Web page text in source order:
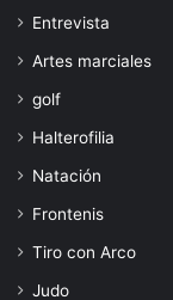
Entrevista
Artes marciales
golf
Halterofilia
Natación
Frontenis
Tiro con Arco
Judo